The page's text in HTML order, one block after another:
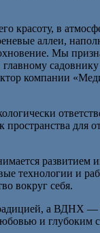
красоту, в
аллеи,
Мы
компании
для
развитием
технологии и
вокруг себя.
а ВДНХ —
и глубоким